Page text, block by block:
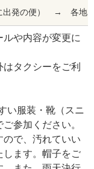
出発の便） → 各地
や内容が変更に
タクシーをご利
い服装・靴（スニ
参加ください。
で、汚れていい
します。帽子をご